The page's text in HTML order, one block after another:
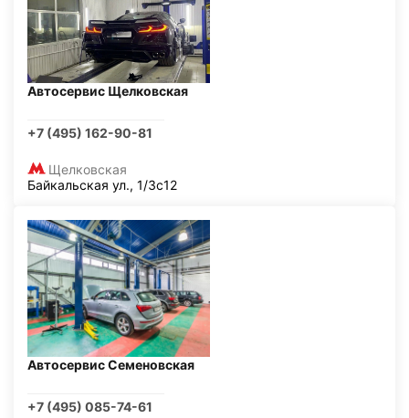
Автосервис Щелковская
+7 (495) 162-90-81
Щелковская
Байкальская ул., 1/3с12
Автосервис Семеновская
+7 (495) 085-74-61